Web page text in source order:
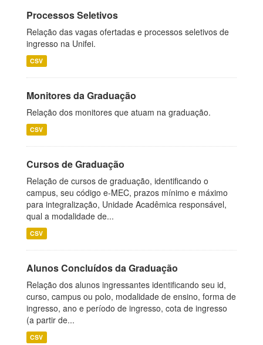
Processos Seletivos
Relação das vagas ofertadas e processos seletivos de
ingresso na Unifei.
CSV
Monitores da Graduação
Relação dos monitores que atuam na graduação.
CSV
Cursos de Graduação
Relação de cursos de graduação, identificando o
campus, seu código e-MEC, prazos mínimo e máximo
para integralização, Unidade Acadêmica responsável,
qual a modalidade de...
CSV
Alunos Concluídos da Graduação
Relação dos alunos ingressantes identificando seu id,
curso, campus ou polo, modalidade de ensino, forma de
ingresso, ano e período de ingresso, cota de ingresso
(a partir de...
CSV